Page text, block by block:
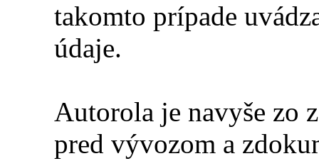
takomto prípade
údaje.
Autorola je navyše zo
pred vývozom a